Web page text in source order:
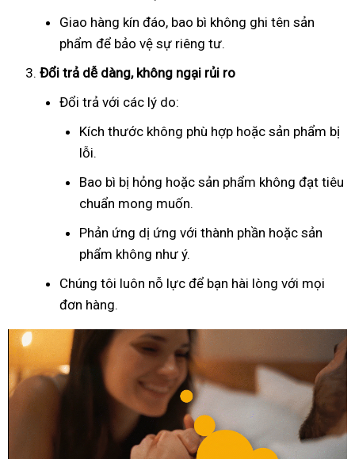
Giao hàng kín đáo, bao bì không ghi tên sản
phẩm để bảo vệ sự riêng tư.
Đổi trả dễ dàng, không ngại rủi ro
Đổi trả với các lý do:
Kích thước không phù hợp hoặc sản phẩm bị
lỗi.
Bao bì bị hỏng hoặc sản phẩm không đạt tiêu
chuẩn mong muốn.
Phản ứng dị ứng với thành phần hoặc sản
phẩm không như ý.
Chúng tôi luôn nỗ lực để bạn hài lòng với mọi
đơn hàng.